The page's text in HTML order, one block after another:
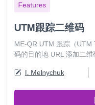
Features
UTM跟踪二维码
ME-QR UTM 跟踪（UTM
码的目的地 URL 添加二维
I. Melnychuk